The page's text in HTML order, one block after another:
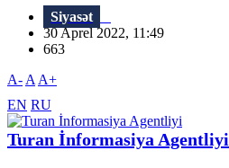
Siyasət
30 Aprel 2022, 11:49
663
A- A A+
EN RU
Turan İnformasiya Agentliyi